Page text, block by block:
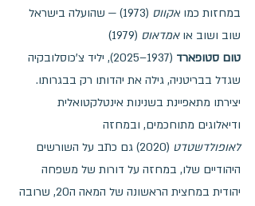
במחזות כמו אקווס
(1973) — שהועלה בישראל
שוב ושוב או אמדאוס (1979)
טום סטופארד
(1937–2025), יליד צ'כוסלובקיה
שגדל בבריטניה, גילה את יהדותו רק בבגרותו.
יצירתו מתאפיינת בשנינות אינטלקטואלית
ודיאלוגים מתוחכמים, ובמחזה
לאופולדשטדט
(2020) גם כתב על השורשים
היהודיים שלו, במחזה על דורות של משפחה
יהודית במחצית הראשונה של המאה ה20, שרובה